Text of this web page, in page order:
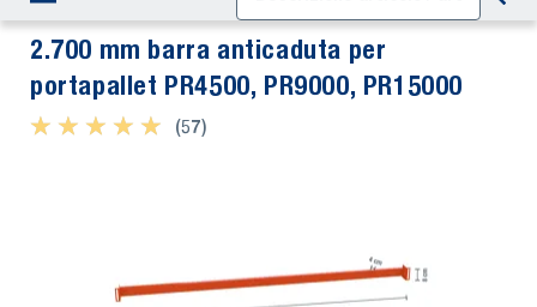
2.700 mm barra anticaduta per
portapallet PR4500, PR9000, PR15000
★ ★ ★ ★ ★
★ ★ ★ ★ ★ (57)